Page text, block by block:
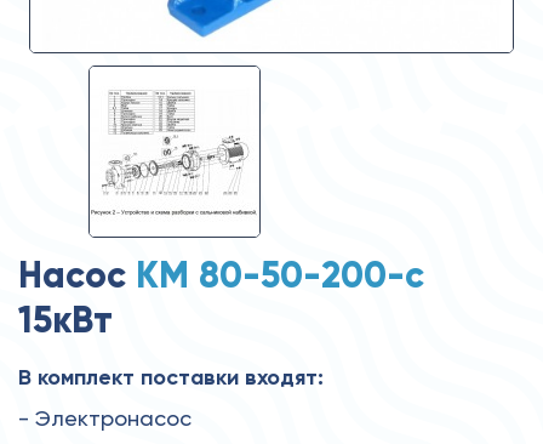
Насос КМ 80-50-200-с
15кВт
В комплект поставки входят:
- Электронасос